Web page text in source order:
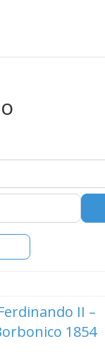
II –
1854